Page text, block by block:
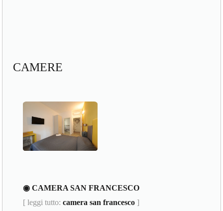
CAMERE
◉ CAMERA SAN FRANCESCO
[ leggi tutto:camera san francesco ]